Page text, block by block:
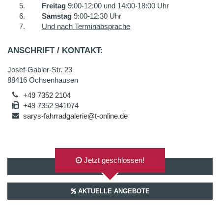
Freitag 9:00-12:00 und 14:00-18:00 Uhr
Samstag 9:00-12:30 Uhr
Und nach Terminabsprache
ANSCHRIFT / KONTAKT:
Josef-Gabler-Str. 23
88416 Ochsenhausen
+49 7352 2104
+49 7352 941074
sarys-fahrradgalerie@t-online.de
AUF GOOGLEMAPS ANZEIGEN
Jetzt geschlossen!
AKTUELLE ANGEBOTE